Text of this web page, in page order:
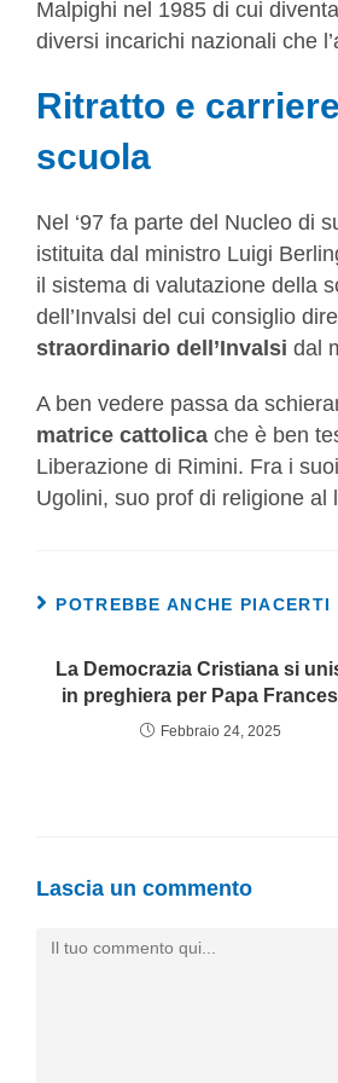
Malpighi nel 1985 di cui
diversi incarichi nazionali che
Ritratto e
scuola
Nel ‘97 fa parte del Nucleo di
istituita dal ministro Luigi
il sistema di valutazione della
dell’Invalsi del cui consiglio
straordinario dell’Invalsi dal
A ben vedere passa da
matrice cattolica che è ben
Liberazione di Rimini. Fra i
Ugolini, suo prof di religione
POTREBBE ANCHE PIACERTI
La Democrazia Cristiana si
in preghiera per Papa
Febbraio 24, 2025
Lascia un commento